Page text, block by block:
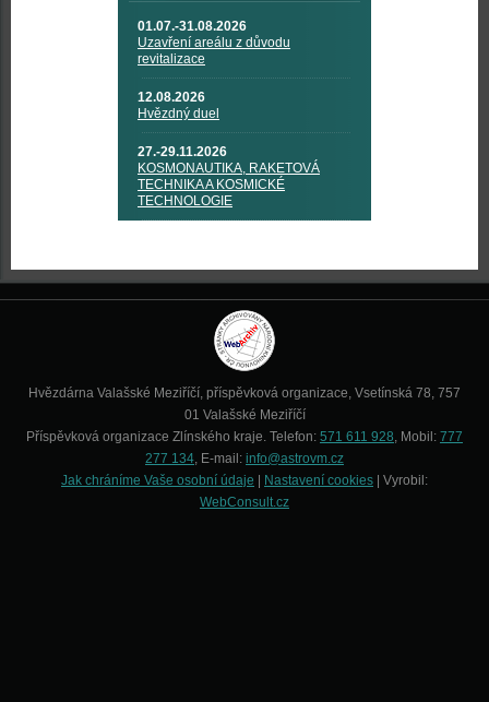
01.07.-31.08.2026
Uzavření areálu z důvodu
revitalizace
12.08.2026
Hvězdný duel
27.-29.11.2026
KOSMONAUTIKA, RAKETOVÁ
TECHNIKA A KOSMICKÉ
TECHNOLOGIE
Hvězdárna Valašské Meziříčí, příspěvková organizace, Vsetínská 78, 757
01 Valašské Meziříčí
Příspěvková organizace Zlínského kraje. Telefon: 571 611 928, Mobil: 777
277 134, E-mail: info@astrovm.cz
Jak chráníme Vaše osobní údaje
Nastavení cookies | Vyrobil:
WebConsult.cz